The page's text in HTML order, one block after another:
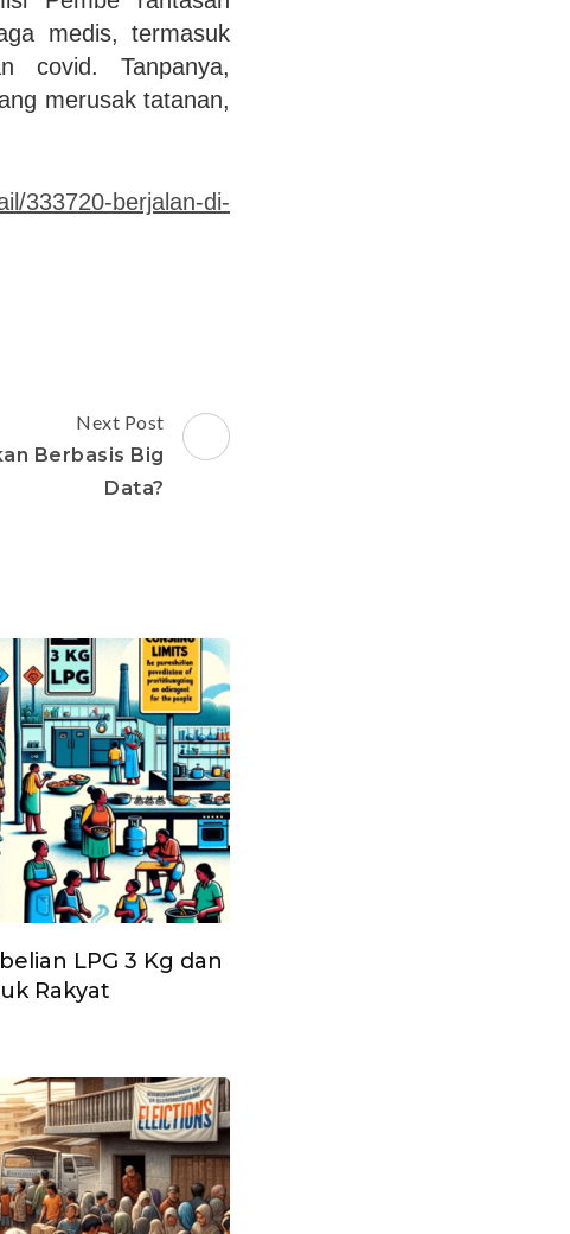
medis, termasuk
covid. Tanpanya,
merusak tatanan,
333720-berjalan-di-
Next Post
Berbasis Big
Data?
LPG 3 Kg dan
Rakyat